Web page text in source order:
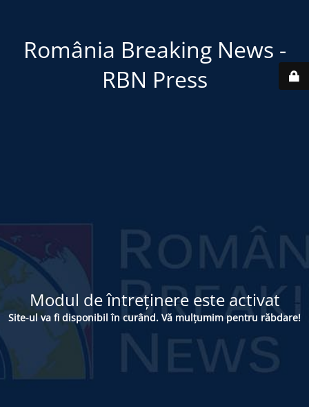
România Breaking News -
RBN Press
Modul de întreținere este activat
Site-ul va fi disponibil în curând. Vă mulțumim pentru răbdare!